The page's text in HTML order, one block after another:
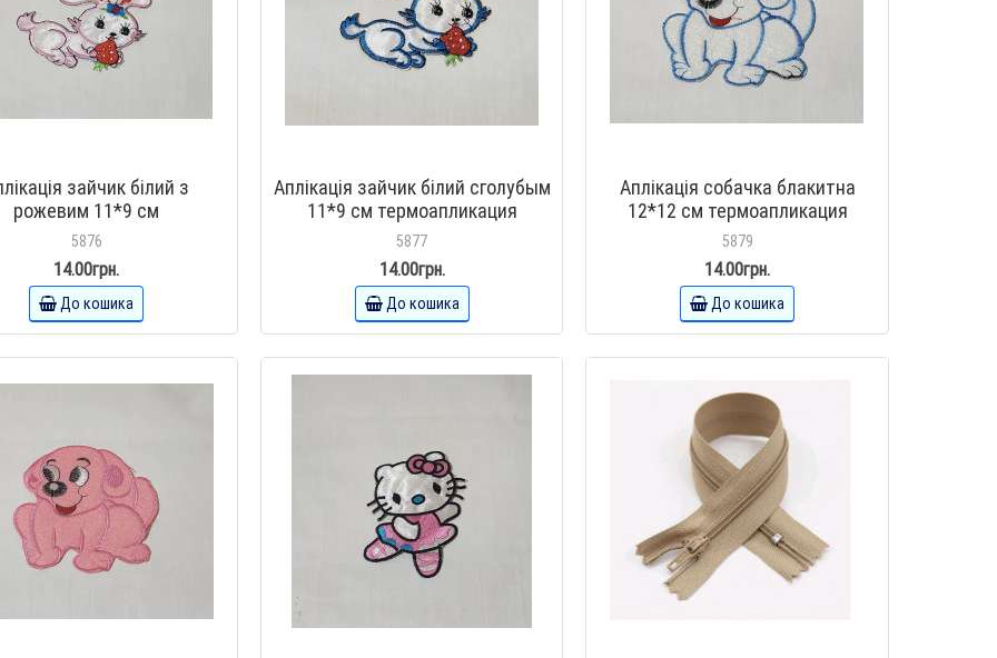
зайчик білий з
рожевим 11*9 см
термоапликация
5876
14.00грн.
До кошика
Аплікація зайчик білий сголубым
11*9 см термоапликация
5877
14.00грн.
До кошика
Аплікація собачка блакитна
12*12 см термоапликация
5879
14.00грн.
До кошика